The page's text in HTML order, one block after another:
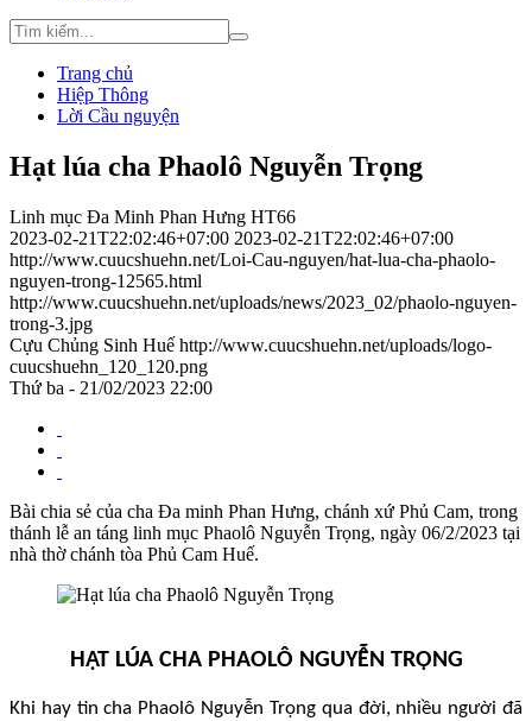
Trang chủ
Hiệp Thông
Lời Cầu nguyện
Hạt lúa cha Phaolô Nguyễn Trọng
Linh mục Đa Minh Phan Hưng HT66
2023-02-21T22:02:46+07:00 2023-02-21T22:02:46+07:00
http://www.cuucshuehn.net/Loi-Cau-nguyen/hat-lua-cha-phaolo-
nguyen-trong-12565.html
http://www.cuucshuehn.net/uploads/news/2023_02/phaolo-nguyen-
trong-3.jpg
Cựu Chủng Sinh Huế http://www.cuucshuehn.net/uploads/logo-
cuucshuehn_120_120.png
Thứ ba - 21/02/2023 22:00
Bài chia sẻ của cha Đa minh Phan Hưng, chánh xứ Phủ Cam, trong
thánh lễ an táng linh mục Phaolô Nguyễn Trọng, ngày 06/2/2023 tại
nhà thờ chánh tòa Phủ Cam Huế.
HẠT LÚA CHA PHAOLÔ NGUYỄN TRỌNG
Khi hay tin cha Phaolô Nguyễn Trọng qua đời, nhiều người đã